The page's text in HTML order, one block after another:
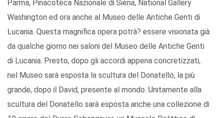
Parma, Pinacoteca Nazionale di Siena, National Gallery
Washington ed ora anche al Museo delle Antiche Genti di
Lucania. Questa magnifica opera potrà? essere visionata già
da qualche giorno nei saloni del Museo delle Antiche Genti
di Lucania. Presto, dopo gli accordi appena concretizzati,
nel Museo sarà esposta la scultura del Donatello, la più
grande, dopo il David, presente al mondo. Unitamente alla
scultura del Donatello sarà esposta anche una collezione di